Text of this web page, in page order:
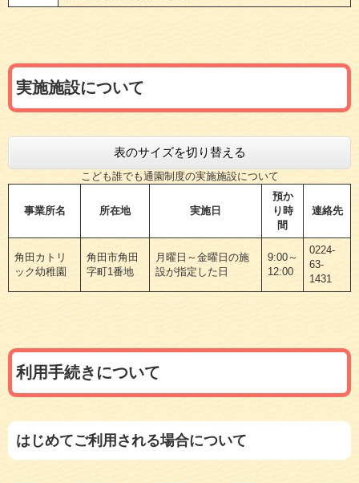
実施施設について
表のサイズを切り替える
こども誰でも通園制度の実施施設について
事業所名 所在地 実施日
預か
り時
間
連絡先
角田カトリ
ック幼稚園
角田市角田
字町1番地
月曜日～金曜日の施
設が指定した日
9:00～
12:00
0224-
63-
1431
利用手続きについて
はじめてご利用される場合について